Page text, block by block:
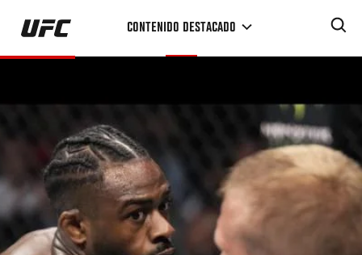
Pasar
contenido
CONTENIDO DESTACADO